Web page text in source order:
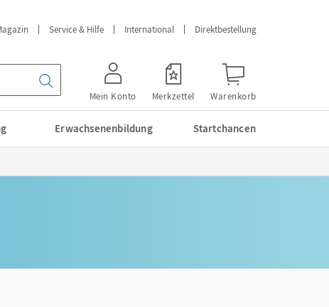
Service & Hilfe International Direktbestellung
Mein Konto Merkzettel Warenkorb
Erwachsenenbildung Startchancen